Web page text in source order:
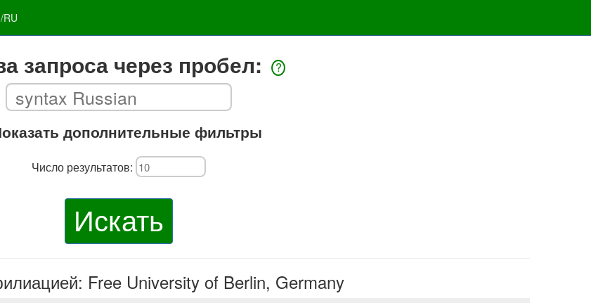
RU
запроса через пробел: ?
дополнительные фильтры
Число результатов:
Искать
Free University of Berlin, Germany